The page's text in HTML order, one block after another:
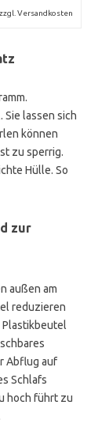
Versandkosten
Sie lassen sich
können
zu sperrig.
Hülle. So
zur
außen am
reduzieren
Plastikbeutel
Abflug auf
Schlafs
hoch führt zu